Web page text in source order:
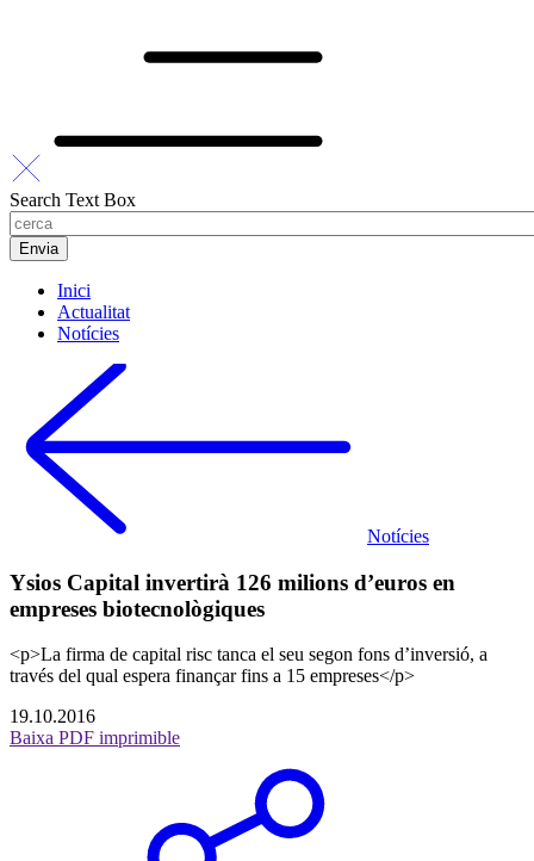
Search Text Box
Inici
Actualitat
Notícies
Notícies
Ysios Capital invertirà 126 milions d’euros en
empreses biotecnològiques
<p>La firma de capital risc tanca el seu segon fons d’inversió, a
través del qual espera finançar fins a 15 empreses</p>
19.10.2016
Baixa PDF imprimible